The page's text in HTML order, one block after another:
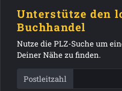
Unterstütze den
Buchhandel
Nutze die PLZ-Suche um
Deiner Nähe zu finden.
Postleitzahl